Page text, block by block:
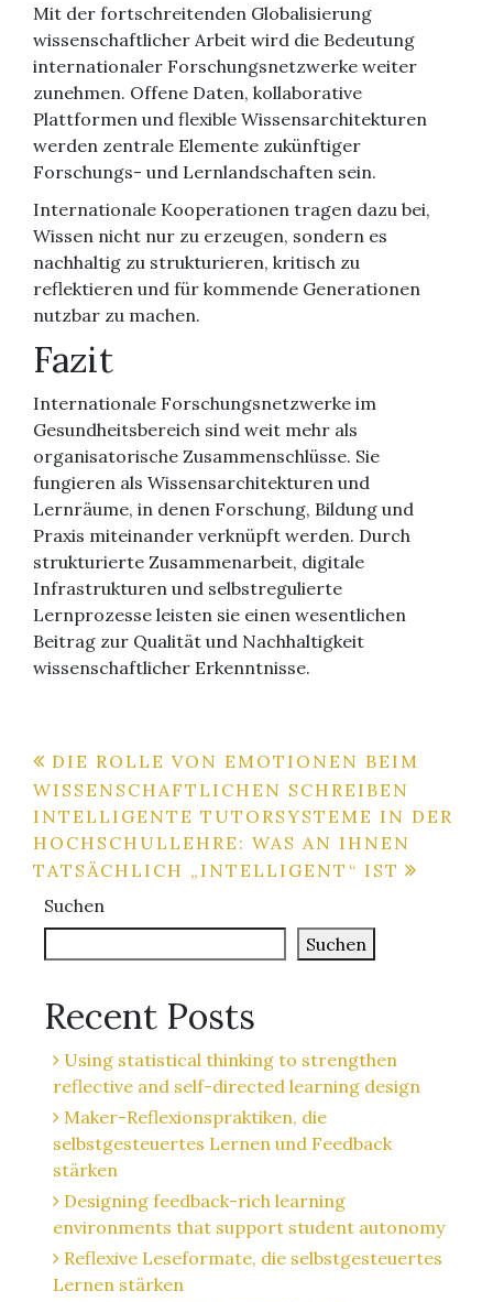
Mit der fortschreitenden Globalisierung
wissenschaftlicher Arbeit wird die Bedeutung
internationaler Forschungsnetzwerke weiter
zunehmen. Offene Daten, kollaborative
Plattformen und flexible Wissensarchitekturen
werden zentrale Elemente zukünftiger
Forschungs- und Lernlandschaften sein.
Internationale Kooperationen tragen dazu bei,
Wissen nicht nur zu erzeugen, sondern es
nachhaltig zu strukturieren, kritisch zu
reflektieren und für kommende Generationen
nutzbar zu machen.
Fazit
Internationale Forschungsnetzwerke im
Gesundheitsbereich sind weit mehr als
organisatorische Zusammenschlüsse. Sie
fungieren als Wissensarchitekturen und
Lernräume, in denen Forschung, Bildung und
Praxis miteinander verknüpft werden. Durch
strukturierte Zusammenarbeit, digitale
Infrastrukturen und selbstregulierte
Lernprozesse leisten sie einen wesentlichen
Beitrag zur Qualität und Nachhaltigkeit
wissenschaftlicher Erkenntnisse.
Beitragsnavigation
DIE ROLLE VON EMOTIONEN BEIM
WISSENSCHAFTLICHEN SCHREIBEN
INTELLIGENTE TUTORSYSTEME IN DER
HOCHSCHULLEHRE: WAS AN IHNEN
TATSÄCHLICH „INTELLIGENT“ IST
Suchen
Suchen
Recent Posts
Using statistical thinking to strengthen
reflective and self-directed learning design
Maker-Reflexionspraktiken, die
selbstgesteuertes Lernen und Feedback
stärken
Designing feedback-rich learning
environments that support student autonomy
Reflexive Leseformate, die selbstgesteuertes
Lernen stärken